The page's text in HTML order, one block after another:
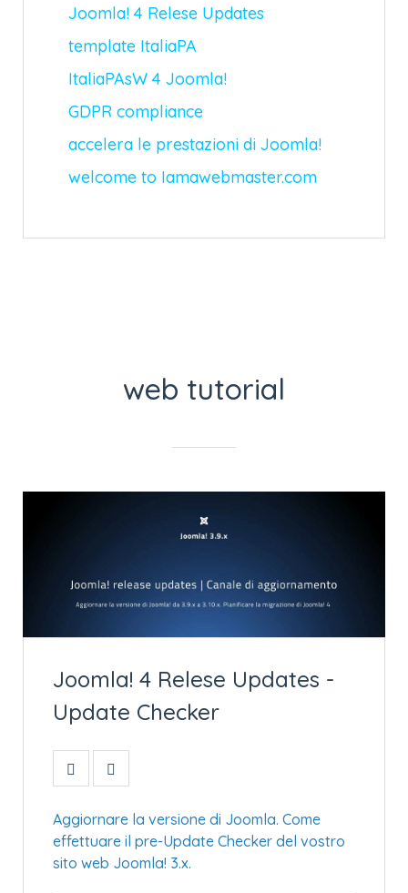
Joomla! 4 Relese Updates
template ItaliaPA
ItaliaPAsW 4 Joomla!
GDPR compliance
accelera le prestazioni di Joomla!
welcome to Iamawebmaster.com
web tutorial
Joomla! 4 Relese Updates -
Update Checker
Aggiornare la versione di Joomla. Come
effettuare il pre-Update Checker del vostro
sito web Joomla! 3.x.